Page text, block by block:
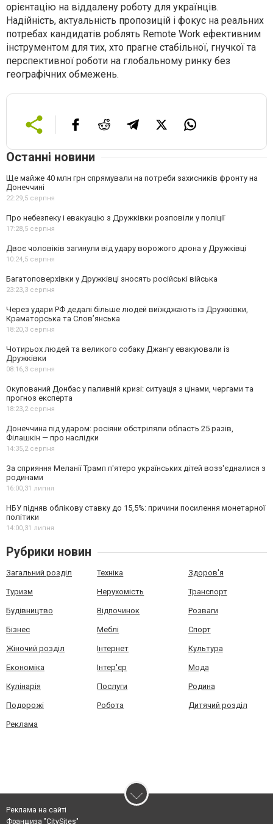
орієнтацію на віддалену роботу для українців.
Надійність, актуальність пропозицій і фокус на реальних
потребах кандидатів роблять Remote Work ефективним
інструментом для тих, хто прагне стабільної, гнучкої та
перспективної роботи на глобальному ринку без
географічних обмежень.
Останні новини
Ще майже 40 млн грн спрямували на потреби захисників фронту на
Донеччині
22:29,5 серпня
Про небезпеку і евакуацію з Дружківки розповіли у поліції
17:28,5 серпня
Двоє чоловіків загинули від удару ворожого дрона у Дружківці
10:24,5 серпня
Багатоповерхівки у Дружківці зносять російські війська
23:23,3 серпня
Через удари РФ дедалі більше людей виїжджають із Дружківки,
Краматорська та Слов’янська
18:20,3 серпня
Чотирьох людей та великого собаку Джангу евакуювали із
Дружківки
08:16,3 серпня
Окупований Донбас у паливній кризі: ситуація з цінами, чергами та
прогноз експерта
18:23,2 серпня
Донеччина під ударом: росіяни обстріляли область 25 разів,
Філашкін — про наслідки
14:35,2 серпня
За сприяння Меланії Трамп п'ятеро українських дітей возз'єдналися з
родинами
16:00,31 липня
НБУ підняв облікову ставку до 15,5%: причини посилення монетарної
політики
14:00,31 липня
Рубрики новин
Загальний розділ Техніка Здоров'я
Туризм Нерухомість Транспорт
Будівництво Відпочинок Розваги
Бізнес Меблі Спорт
Жіночий розділ Інтернет Культура
Економіка Інтер'єр Мода
Кулінарія Послуги Родина
Подорожі Робота Дитячий розділ
Реклама
Реклама на сайті
Франшиза "CitySites"